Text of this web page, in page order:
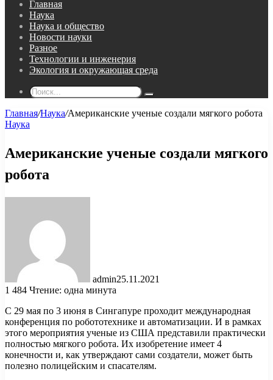
Главная
Наука
Наука и общество
Новости науки
Разное
Технологии и инженерия
Экология и окружающая среда
Поиск...
Главная/Наука/Американские ученые создали мягкого робота
Наука
Американские ученые создали мягкого
робота
admin25.11.2021
1 484 Чтение: одна минута
С 29 мая по 3 июня в Сингапуре проходит международная
конференция по робототехнике и автоматизации. И в рамках
этого мероприятия ученые из США представили практически
полностью мягкого робота. Их изобретение имеет 4
конечности и, как утверждают сами создатели, может быть
полезно полицейским и спасателям.